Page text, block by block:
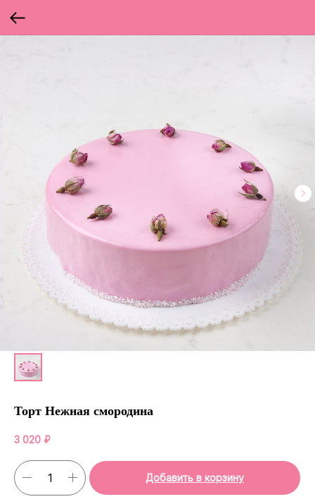
Торт Нежная смородина
3 020 ₽
Добавить в корзину